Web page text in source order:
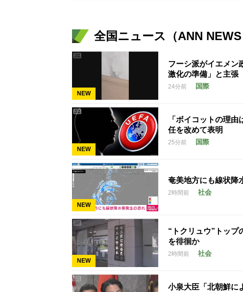
全国ニュース（ANN NEWS
NEW
フーシ派がイエメ
激化の準備」と主張
24分前 国際
NEW
「ボイコットの理
任を改めて表明
25分前 国際
NEW
奄美地方にも線状
2時間前 社会
NEW
“トクリュウ”トッ
を徘徊か
2時間前 社会
小泉大臣「北朝鮮に